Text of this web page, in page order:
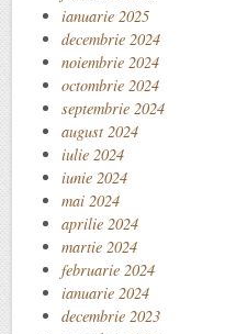
ianuarie 2025
decembrie 2024
noiembrie 2024
octombrie 2024
septembrie 2024
august 2024
iulie 2024
iunie 2024
mai 2024
aprilie 2024
martie 2024
februarie 2024
ianuarie 2024
decembrie 2023